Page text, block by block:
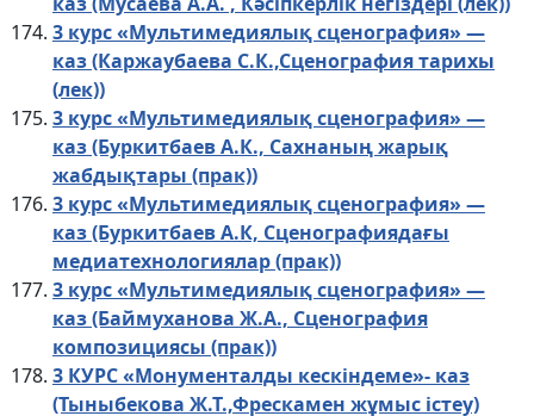
3 курс «Мультимедиялық сценография» —
каз (Каржаубаева С.К.,Сценография тарихы
(лек))
3 курс «Мультимедиялық сценография» —
каз (Буркитбаев А.К., Сахнаның жарық
жабдықтары (прак))
3 курс «Мультимедиялық сценография» —
каз (Буркитбаев А.К, Сценографиядағы
медиатехнологиялар (прак))
3 курс «Мультимедиялық сценография» —
каз (Баймуханова Ж.А., Сценография
композициясы (прак))
3 КУРС «Монументалды кескіндеме»- каз
(Тыныбекова Ж.Т.,Фрескамен жұмыс істеу)